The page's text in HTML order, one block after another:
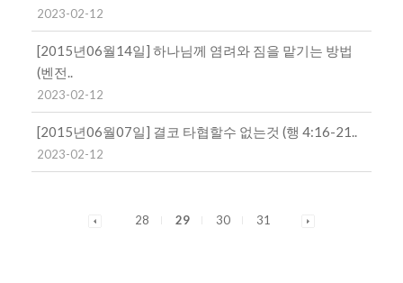
2023-02-12
[2015년06월14일] 하나님께 염려와 짐을 맡기는 방법
(벤전..
2023-02-12
[2015년06월07일] 결코 타협할수 없는것 (행 4:16-21..
2023-02-12
28 29 30 31